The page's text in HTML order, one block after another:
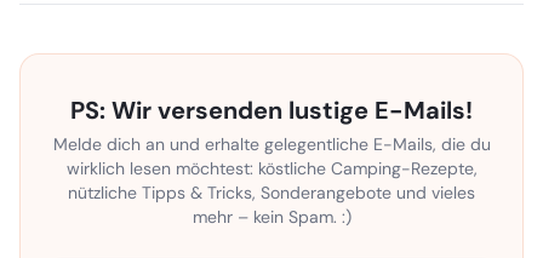
PS: Wir versenden lustige E-Mails!
Melde dich an und erhalte gelegentliche E-Mails, die du
wirklich lesen möchtest: köstliche Camping-Rezepte,
nützliche Tipps & Tricks, Sonderangebote und vieles
mehr – kein Spam. :)